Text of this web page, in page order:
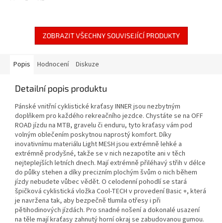
ZOBRAZIT VŠECHNY SOUVISEJÍCÍ PRODUKTY
Popis Hodnocení Diskuze
Detailní popis produktu
Pánské vnitřní cyklistické kraťasy INNER jsou nezbytným
doplňkem pro každého rekreačního jezdce. Chystáte se na OFF
ROAD jízdu na MTB, gravelu či enduru, tyto kraťasy vám pod
volným oblečením poskytnou naprostý komfort. Díky
inovativnímu materiálu Light MESH jsou extrémně lehké a
extrémně prodyšné, takže se v nich nezapotíte ani v těch
nejteplejších letních dnech. Mají extrémně přiléhavý střih v délce
do půlky stehen a díky precizním plochým švům o nich během
jízdy nebudete vůbec vědět. O celodenní pohodlí se stará
špičková cyklistická vložka Cool-TECH v provedení Basic +, která
je navržena tak, aby bezpečně tlumila otřesy i při
pětihodinových jízdách. Pro snadné nošení a dokonalé usazení
na těle mají kraťasy zahnutý horní okraj se zabudovanou gumou.